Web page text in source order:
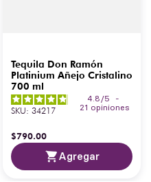
Tequila Don Ramón
Platinium Añejo Cristalino
700 ml
4.8 /5
-
21 opiniones
SKU: 34217
$790.00
Agregar